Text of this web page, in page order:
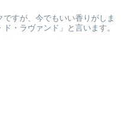
すが、今でもいい香りがしま
・ラヴァンド」と言います。